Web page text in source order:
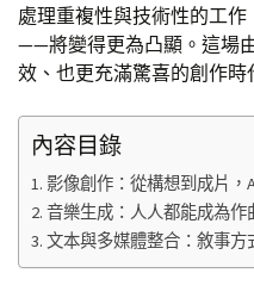
處理重複性與技術性的工
——將變得更為凸顯。這場
效、也更充滿驚喜的創作時
內容目錄
影像創作：從構想到成片，
音樂生成：人人都能成為作
文本與多媒體整合：敘事方